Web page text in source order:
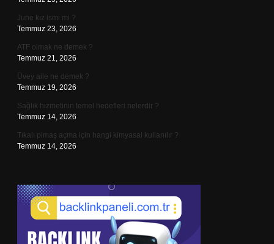
June kız ismi mi ?
Temmuz 23, 2026
ATF olmak ne demek ?
Temmuz 21, 2026
Üvey aile ne demek ?
Temmuz 19, 2026
Sağlık hizmetinin temel hedefleri nelerdir ?
Temmuz 14, 2026
Tıkalı pimaş açma için hangi kimyasal kullanılır ?
Temmuz 14, 2026